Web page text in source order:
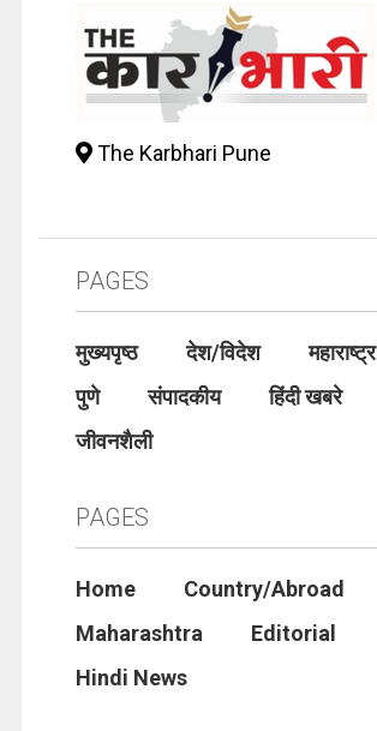
The Karbhari Pune
PAGES
मुख्यपृष्ठ देश/विदेश
महाराष्ट्र
पुणे
संपादकीय
हिंदी खबरे
जीवनशैली
PAGES
Home
Country/Abroad
Maharashtra
Editorial
Hindi News